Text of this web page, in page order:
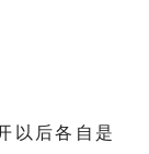
以后各自是